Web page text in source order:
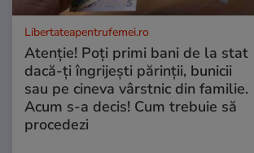
Libertateapentrufemei.ro
Atenție! Poți primi bani de la stat
dacă-ți îngrijești părinții, bunicii
sau pe cineva vârstnic din familie.
Acum s-a decis! Cum trebuie să
procedezi